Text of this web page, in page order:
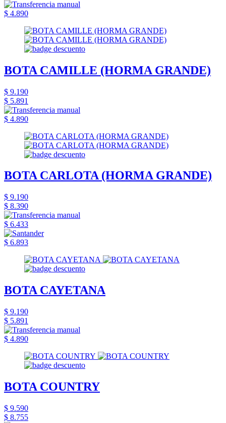
$ 4.890
BOTA CAMILLE (HORMA GRANDE)
$ 9.190
$ 5.891
$ 4.890
BOTA CARLOTA (HORMA GRANDE)
$ 9.190
$ 8.390
$ 6.433
$ 6.893
BOTA CAYETANA
$ 9.190
$ 5.891
$ 4.890
BOTA COUNTRY
$ 9.590
$ 8.755